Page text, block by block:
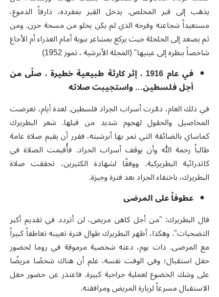
يذهب إلى قبر المخلص. يدخل القبر بمفرده، ذارفاً الدموع،
مستعيداً شجاعته وفرحه الذي لم يكن يخلو من مسحة حزن. ومن
ثم يصعد إلى الجلجلة حيث يركع بمشاعر بنوية أمام العذراء أم الأجاع
شاخصاً بنظره إلى عينيها" (المجلة الأبرشية ، تموز 1952)
في عام 1916 ، إثر كارثة طبيعية خطيرة ، صلّى من
أجل فلسطين… واستجيبت صلاته
في ذلك العام، دمّرت أسراب الجراد فلسطين. لعدة أيام، تعرضت
المحاصيل والحقول لهجوم شديد من قبلها. شعر البطريرك
كماساي بالضائقة التي تمر بها أبرشيته، فقرر أن يقيم صلاة عامة
طالباً رحمة الله وأن يوقف أسراب الجراد. فأُقيمت الصلاة في
كاتدرائية البطريركية. ووفقًا لشهادة الكثيرين، تحققت صلاة
البطريرك، باختفاء الجراد بعد فترة وجيزة.
عطوفاً على المرضى
قال البطريرك: "من أجل كاهن مريض، لن أتردد في تقديم أكبر
التضحيات". وهكذا، أظهر البطريرك طوال فترة تعيينه تعاطفاً كبيراً
مع المرضى. ذات يوم، دعته شخصية مرموقة في روما لحضور
حفل استقبال؛ وفي الوقت نفسه، علم أن هناك شخصًا مريضًا
على وشك الخضوع لعملية جراحية كبيرة. فاعتذر عن حضور حفل
الاستقبال مسرعاً لزيارة المريض ومرافقته.